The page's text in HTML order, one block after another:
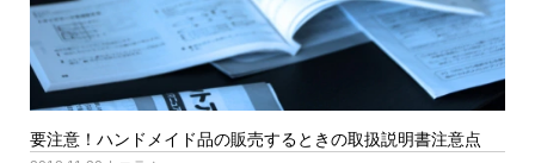
要注意！ハンドメイド品の販売するときの取扱説明書注意点